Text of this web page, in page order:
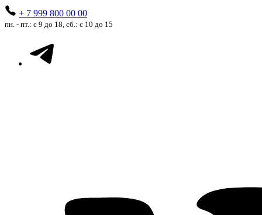
+ 7 999 800 00 00
пн. - пт.: с 9 до 18, сб.: с 10 до 15